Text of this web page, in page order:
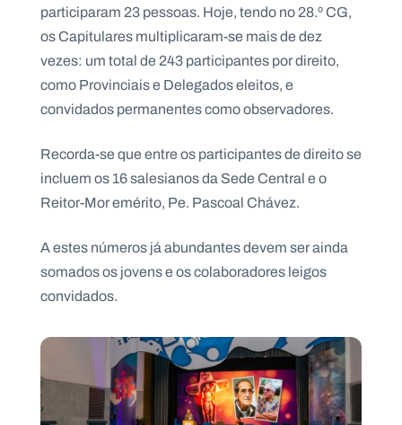
participaram 23 pessoas. Hoje, tendo no 28.º CG,
os Capitulares multiplicaram-se mais de dez
vezes: um total de 243 participantes por direito,
como Provinciais e Delegados eleitos, e
convidados permanentes como observadores.
Recorda-se que entre os participantes de direito se
incluem os 16 salesianos da Sede Central e o
Reitor-Mor emérito, Pe. Pascoal Chávez.
A estes números já abundantes devem ser ainda
somados os jovens e os colaboradores leigos
convidados.